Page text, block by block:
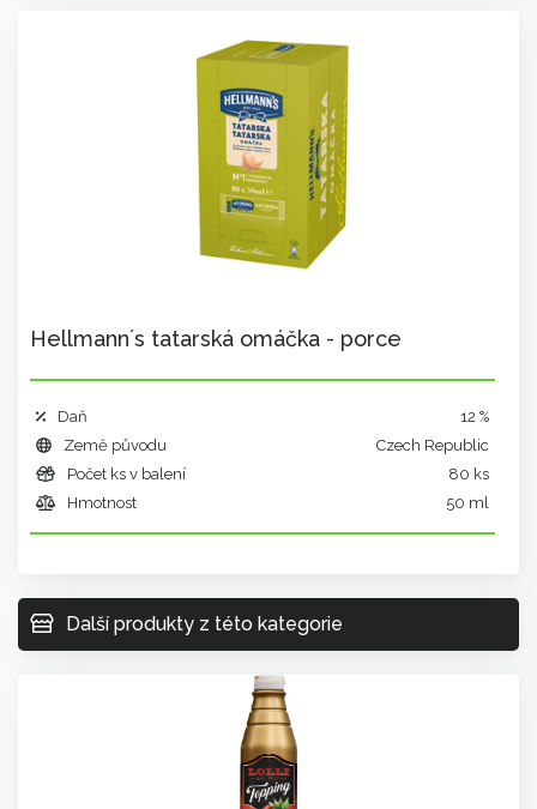
Hellmann´s tatarská omáčka - porce
Daň
12 %
Země původu
Czech Republic
Počet ks v balení
80 ks
Hmotnost
50 ml
Další produkty z této kategorie